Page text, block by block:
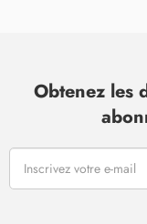
Obtenez les